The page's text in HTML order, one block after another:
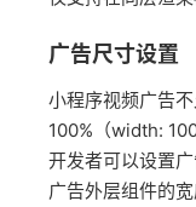
广告尺寸设置
小程序视频广告
100%（width:
开发者可以设置
广告外层组件的